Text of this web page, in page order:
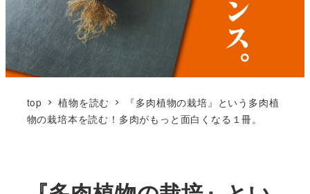
top 植物を読む
『多肉植物の栽培』という多肉植
物の栽培本を読む！多肉がもっと面白くなる１冊。